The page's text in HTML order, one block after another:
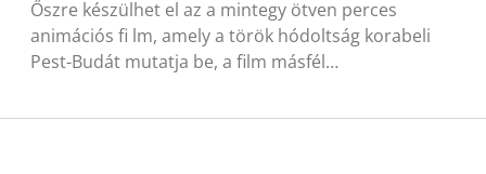
Őszre készülhet el az a mintegy ötven perces
animációs fi lm, amely a török hódoltság korabeli
Pest-Budát mutatja be, a film másfél…